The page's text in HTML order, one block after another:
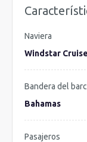
Naviera
Windstar
Bandera del
Bahamas
Pasajeros